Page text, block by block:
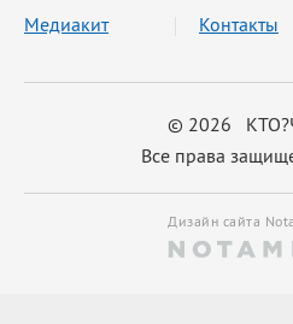
© 2026
Все права
Медиакит Контакты
Дизайн сайта